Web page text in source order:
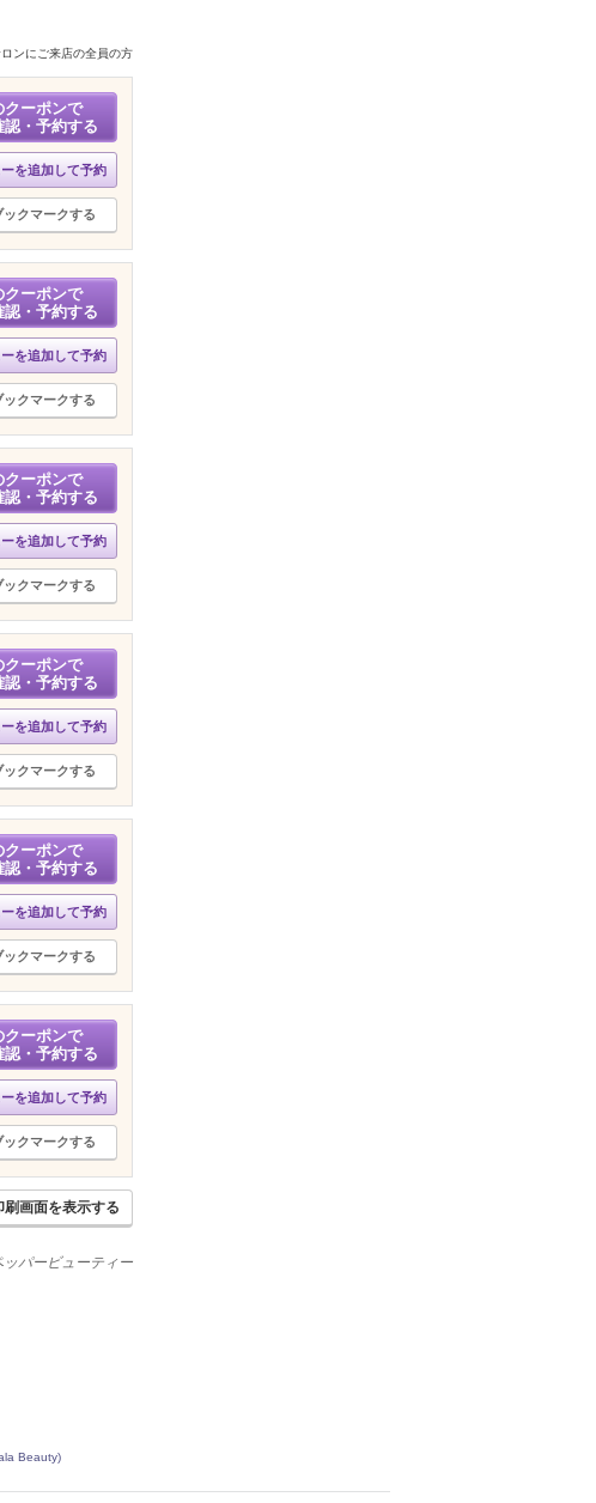
ンにご来店の全員の方
クーポンで
認・予約する
ーを追加して予約
ックマークする
クーポンで
認・予約する
ーを追加して予約
ックマークする
クーポンで
認・予約する
ーを追加して予約
ックマークする
クーポンで
認・予約する
ーを追加して予約
ックマークする
クーポンで
認・予約する
ーを追加して予約
ックマークする
クーポンで
認・予約する
ーを追加して予約
ックマークする
刷画面を表示する
パービューティー
Beauty)